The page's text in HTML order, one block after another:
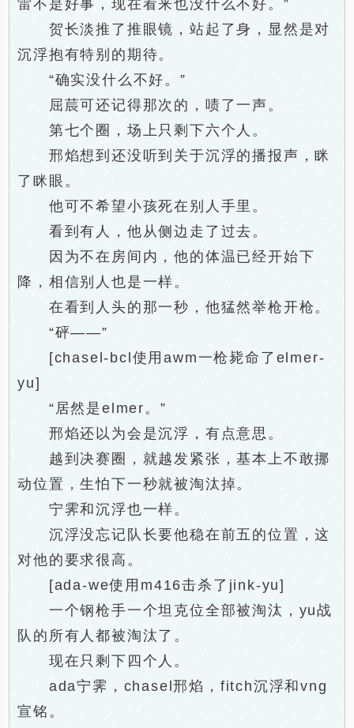
雷不是好事，现在看来也没什么不好。”
贺长淡推了推眼镜，站起了身，显然是对
沉浮抱有特别的期待。
“确实没什么不好。”
屈莀可还记得那次的，啧了一声。
第七个圈，场上只剩下六个人。
邢焰想到还没听到关于沉浮的播报声，眯
了眯眼。
他可不希望小孩死在别人手里。
看到有人，他从侧边走了过去。
因为不在房间内，他的体温已经开始下
降，相信别人也是一样。
在看到人头的那一秒，他猛然举枪开枪。
“砰——”
[chasel-bcl使用awm一枪毙命了elmer-
yu]
“居然是elmer。”
邢焰还以为会是沉浮，有点意思。
越到决赛圈，就越发紧张，基本上不敢挪
动位置，生怕下一秒就被淘汰掉。
宁霁和沉浮也一样。
沉浮没忘记队长要他稳在前五的位置，这
对他的要求很高。
[ada-we使用m416击杀了jink-yu]
一个钢枪手一个坦克位全部被淘汰，yu战
队的所有人都被淘汰了。
现在只剩下四个人。
ada宁霁，chasel邢焰，fitch沉浮和vng
宣铭。